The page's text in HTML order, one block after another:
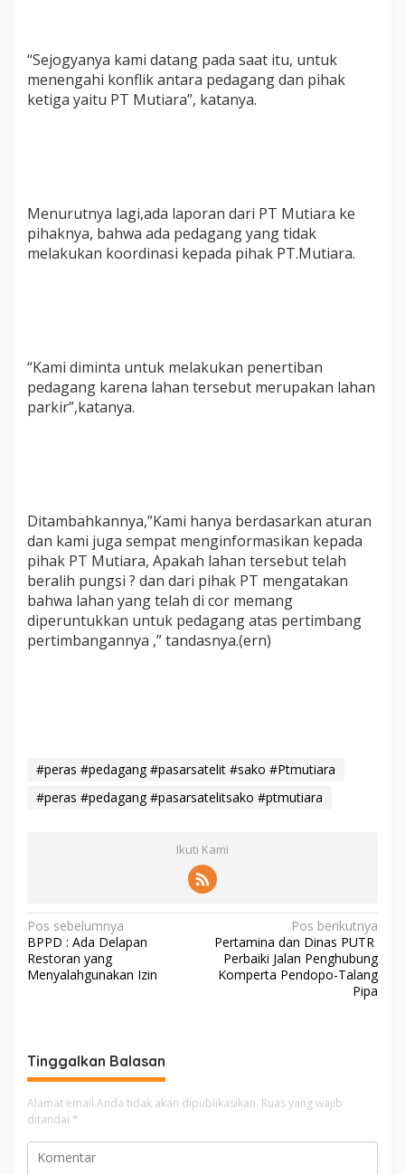
“Sejogyanya kami datang pada saat itu, untuk
menengahi konflik antara pedagang dan pihak
ketiga yaitu PT Mutiara”, katanya.
Menurutnya lagi,ada laporan dari PT Mutiara ke
pihaknya, bahwa ada pedagang yang tidak
melakukan koordinasi kepada pihak PT.Mutiara.
“Kami diminta untuk melakukan penertiban
pedagang karena lahan tersebut merupakan lahan
parkir”,katanya.
Ditambahkannya,”Kami hanya berdasarkan aturan
dan kami juga sempat menginformasikan kepada
pihak PT Mutiara, Apakah lahan tersebut telah
beralih pungsi ? dan dari pihak PT mengatakan
bahwa lahan yang telah di cor memang
diperuntukkan untuk pedagang atas pertimbang
pertimbangannya ,” tandasnya.(ern)
#peras #pedagang #pasarsatelit #sako #Ptmutiara
#peras #pedagang #pasarsatelitsako #ptmutiara
Ikuti Kami
N
a
v
a
s
i
p
o
Pos sebelumnya
BPPD : Ada Delapan
Restoran yang
Menyalahgunakan Izin
Pos berikutnya
Pertamina dan Dinas PUTR
Perbaiki Jalan Penghubung
Komperta Pendopo-Talang
Pipa
Tinggalkan Balasan
Alamat email Anda tidak akan dipublikasikan. Ruas yang wajib
ditandai *